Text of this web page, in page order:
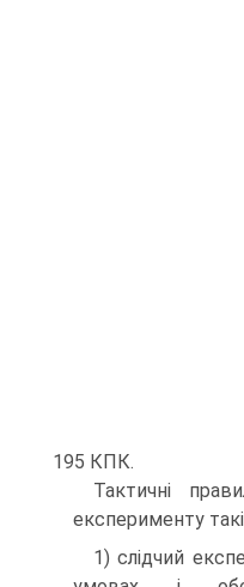
195 КПК.
Тактичні
експерименту
1) слідчий